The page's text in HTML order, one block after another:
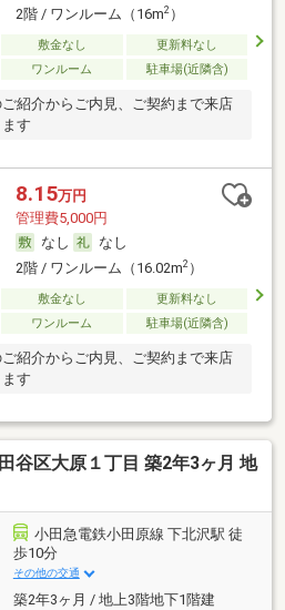
2階 / ワンルーム（16m2）
敷金なし
更新料なし
ワンルーム 駐車場(近隣含)
紹介からご内見、ご契約まで来店
す
8.15万円
管理費5,000円
なし
なし
2階 / ワンルーム（16.02m2）
敷金なし
更新料なし
ワンルーム 駐車場(近隣含)
紹介からご内見、ご契約まで来店
す
谷区大原１丁目 築2年3ヶ月 地
小田急電鉄小田原線 下北沢駅 徒
歩10分
その他の交通
築2年3ヶ月 / 地上3階地下1階建